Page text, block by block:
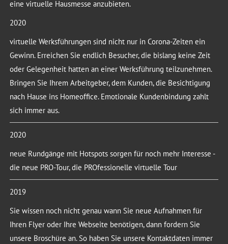
eine virtuelle Hausmesse anzubieten.
2020
virtuelle Werksführungen sind nicht nur in Corona-Zeiten ein
Gewinn. Erreichen Sie endlich Besucher, die bislang keine Zeit
oder Gelegenheit hatten an einer Werksführung teilzunehmen.
Bringen Sie Ihrem Arbeitgeber, dem Kunden, die Besichtigung
nach Hause ins Homeoffice. Emotionale Kundenbindung zahlt
sich immer aus.
2020
neue Rundgänge mit Hotspots sorgen für noch mehr Interesse -
die neue PRO-Tour, die PROfessionelle virtuelle Tour
2019
Sie wissen noch nicht genau wann Sie neue Aufnahmen für
Ihren Flyer oder Ihre Webseite benötigen, dann fordern Sie
unsere Broschüre an. So haben Sie unsere Kontaktdaten immer